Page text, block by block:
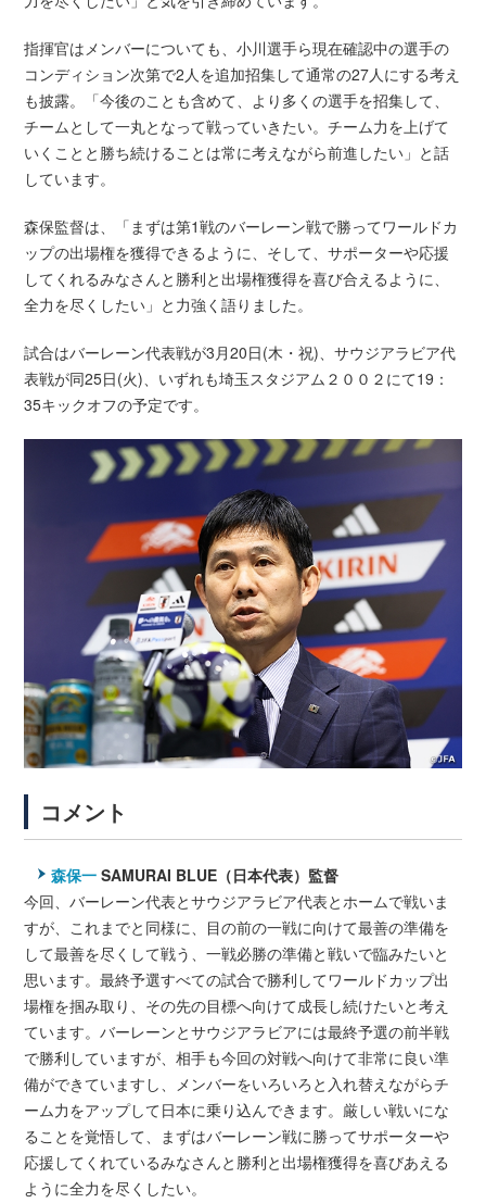
指揮官はメンバーについても、小川選手ら現在確認中の選手の
コンディション次第で2人を追加招集して通常の27人にする考え
も披露。「今後のことも含めて、より多くの選手を招集して、
チームとして一丸となって戦っていきたい。チーム力を上げて
いくことと勝ち続けることは常に考えながら前進したい」と話
しています。
森保監督は、「まずは第1戦のバーレーン戦で勝ってワールドカ
ップの出場権を獲得できるように、そして、サポーターや応援
してくれるみなさんと勝利と出場権獲得を喜び合えるように、
全力を尽くしたい」と力強く語りました。
試合はバーレーン代表戦が3月20日(木・祝)、サウジアラビア代
表戦が同25日(火)、いずれも埼玉スタジアム２００２にて19：
35キックオフの予定です。
コメント
森保一 SAMURAI BLUE（日本代表）監督
今回、バーレーン代表とサウジアラビア代表とホームで戦いま
すが、これまでと同様に、目の前の一戦に向けて最善の準備を
して最善を尽くして戦う、一戦必勝の準備と戦いで臨みたいと
思います。最終予選すべての試合で勝利してワールドカップ出
場権を掴み取り、その先の目標へ向けて成長し続けたいと考え
ています。バーレーンとサウジアラビアには最終予選の前半戦
で勝利していますが、相手も今回の対戦へ向けて非常に良い準
備ができていますし、メンバーをいろいろと入れ替えながらチ
ーム力をアップして日本に乗り込んできます。厳しい戦いにな
ることを覚悟して、まずはバーレーン戦に勝ってサポーターや
応援してくれているみなさんと勝利と出場権獲得を喜びあえる
ように全力を尽くしたい。